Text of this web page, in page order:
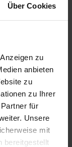
Über Cookies
zu
anbieten
zu
zu Ihrer
für
Unsere
mit
bereitgestellt